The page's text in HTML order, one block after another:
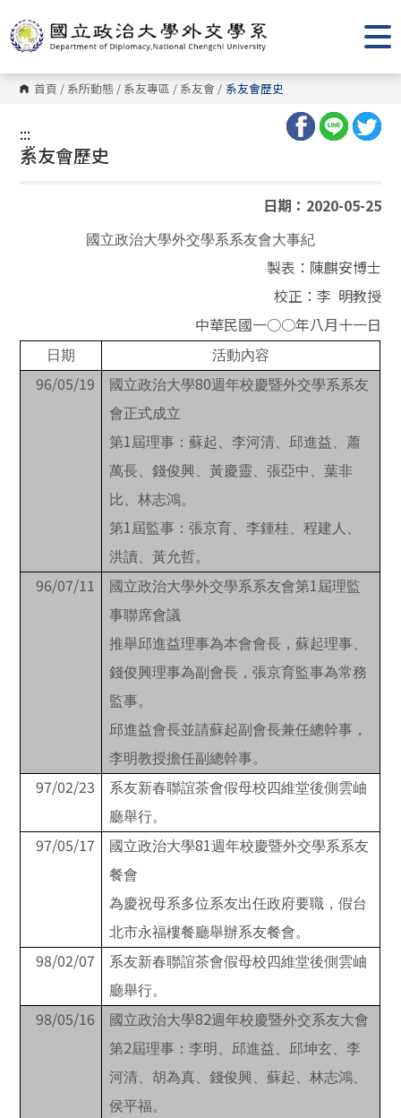
到
主
要
內
容
區 首頁 / 系所動態 / 系友專區 / 系友會 / 系友會歷史
:::
:::
系友會歷史
日期：2020-05-25
國立政治大學外交學系系友會大事紀
製表：陳麒安博士
校正：李 明教授
中華民國一○○年八月十一日
日期 活動內容
96/05/19 國立政治大學80週年校慶暨外交學系系友
會正式成立
第1 屆理事：蘇起、李河清、邱進益、蕭
萬長、錢俊興、黃慶靈、張亞中、葉非
比、林志鴻。
第1 屆監事：張京育、李鍾桂、程建人、
洪讀、黃允哲。
96/07/11 國立政治大學外交學系系友會第1 屆理監
事聯席會議
推舉邱進益理事為本會會長，蘇起理事、
錢俊興理事為副會長，張京育監事為常務
監事。
邱進益會長並請蘇起副會長兼任總幹事，
李明教授擔任副總幹事。
97/02/23
系友新春聯誼茶會假母校四維堂後側雲岫
廳舉行。
97/05/17 國立政治大學81週年校慶暨外交學系系友
餐會
為慶祝母系多位系友出任政府要職，假台
北市永福樓餐廳舉辦系友餐會。
98/02/07
系友新春聯誼茶會假母校四維堂後側雲岫
廳舉行。
98/05/16 國立政治大學82週年校慶暨外交系友大會
第2屆理事：李明、邱進益、邱坤玄、李
河清、胡為真、錢俊興、蘇起、林志鴻、
侯平福。